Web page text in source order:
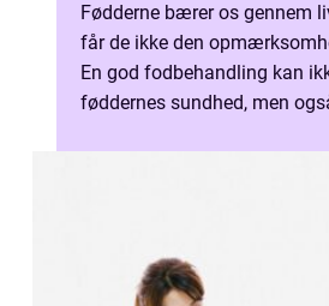
Fødderne bærer os gennem
får de ikke den
En god fodbehandling kan
føddernes sundhed, men